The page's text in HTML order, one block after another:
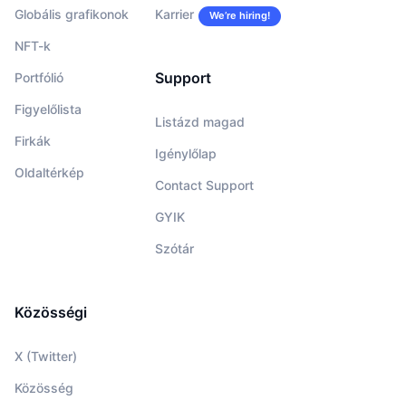
Globális grafikonok
NFT-k
Portfólió
Figyelőlista
Firkák
Oldaltérkép
Karrier We’re hiring!
Support
Listázd magad
Igénylőlap
Contact Support
GYIK
Szótár
Közösségi
X (Twitter)
Közösség